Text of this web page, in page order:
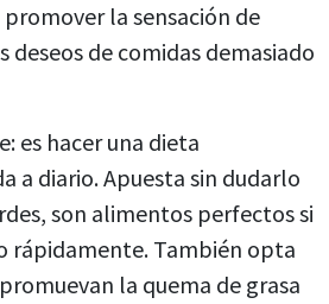
la sensación de
deseos de comidas demasiado
es hacer una dieta
a diario. Apuesta sin dudarlo
son alimentos perfectos si
rápidamente. También opta
la quema de grasa